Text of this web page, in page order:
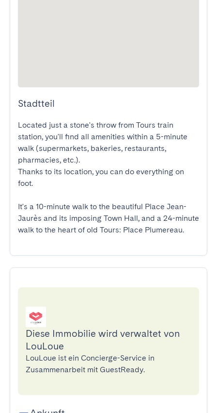
Stadtteil
Located just a stone's throw from Tours train
station, you'll find all amenities within a 5-minute
walk (supermarkets, bakeries, restaurants,
pharmacies, etc.).
Thanks to its location, you can do everything on
foot.
It's a 10-minute walk to the beautiful Place Jean-
Jaurès and its imposing Town Hall, and a 24-minute
walk to the heart of old Tours: Place Plumereau.
Diese Immobilie wird verwaltet von
LouLoue
LouLoue ist ein Concierge-Service in
Zusammenarbeit mit GuestReady.